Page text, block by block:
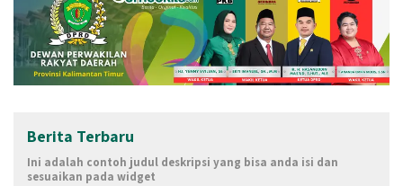
Berita Terbaru
Ini adalah contoh judul deskripsi yang bisa anda isi dan
sesuaikan pada widget